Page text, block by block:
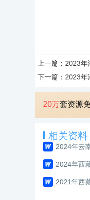
上一篇： 2023年
下一篇： 2023年
20万套资源
相关资料
2024年云
2024年西
2021年西